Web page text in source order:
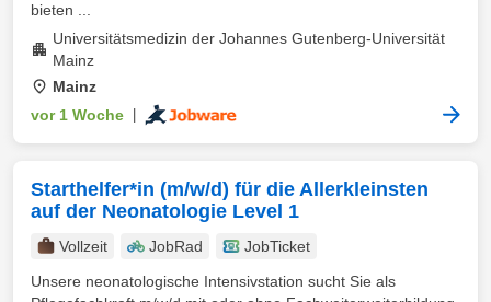
bieten ...
Universitätsmedizin der Johannes Gutenberg-Universität
Mainz
Mainz
vor 1 Woche
Starthelfer*in (m/w/d) für die Allerkleinsten
auf der Neonatologie Level 1
Vollzeit JobRad
JobTicket
Unsere neonatologische Intensivstation sucht Sie als